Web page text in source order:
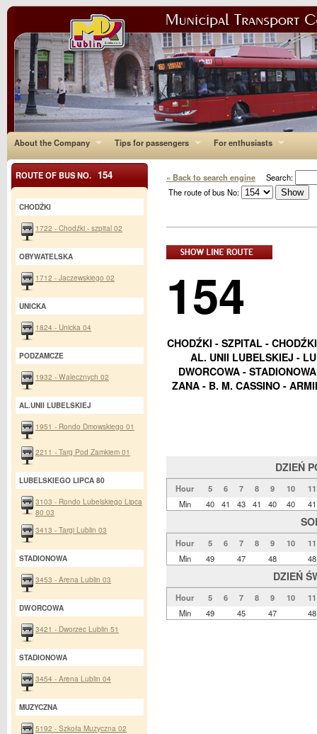
About the Company Tips for passengers For enthusiasts
« Back to search engine Search:
The route of bus No:
154
CHODŹKI - SZPITAL -
AL. UNII LUBELSKIEJ -
DWORCOWA -
ZANA - B. M. CASSINO -
DZIEŃ
Hour 5 6 7 8 9 10
11
Min
40 41 43 41 40 40 41
Hour 5 6 7 8 9 10
11
Min
49 47 48 48
DZIEŃ
Hour 5 6 7 8 9 10
11
Min
49 45 47 48
ROUTE OF BUS NO. 154
CHODŹKI
1722 - Chodźki - szpital 02
OBYWATELSKA
1712 - Jaczewskiego 02
UNICKA
1824 - Unicka 04
PODZAMCZE
1932 - Walecznych 02
AL.UNII LUBELSKIEJ
1951 - Rondo Dmowskiego 01
2211 - Targ Pod Zamkiem 01
LUBELSKIEGO LIPCA 80
3103 - Rondo Lubelskiego Lipca
80 03
3413 - Targi Lublin 03
STADIONOWA
3453 - Arena Lublin 03
DWORCOWA
3421 - Dworzec Lublin 51
STADIONOWA
3454 - Arena Lublin 04
MUZYCZNA
5192 - Szkoła Muzyczna 02